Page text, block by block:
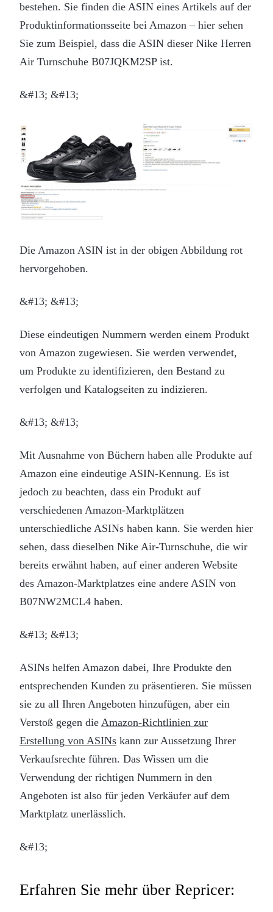
bestehen. Sie finden die ASIN eines Artikels auf der
Produktinformationsseite bei Amazon – hier sehen
Sie zum Beispiel, dass die ASIN dieser Nike Herren
Air Turnschuhe B07JQKM2SP ist.
&#13; &#13;
Die Amazon ASIN ist in der obigen Abbildung rot
hervorgehoben.
&#13; &#13;
Diese eindeutigen Nummern werden einem Produkt
von Amazon zugewiesen. Sie werden verwendet,
um Produkte zu identifizieren, den Bestand zu
verfolgen und Katalogseiten zu indizieren.
&#13; &#13;
Mit Ausnahme von Büchern haben alle Produkte auf
Amazon eine eindeutige ASIN-Kennung. Es ist
jedoch zu beachten, dass ein Produkt auf
verschiedenen Amazon-Marktplätzen
unterschiedliche ASINs haben kann. Sie werden hier
sehen, dass dieselben Nike Air-Turnschuhe, die wir
bereits erwähnt haben, auf einer anderen Website
des Amazon-Marktplatzes eine andere ASIN von
B07NW2MCL4 haben.
&#13; &#13;
ASINs helfen Amazon dabei, Ihre Produkte den
entsprechenden Kunden zu präsentieren. Sie müssen
sie zu all Ihren Angeboten hinzufügen, aber ein
Verstoß gegen die Amazon-Richtlinien zur
Erstellung von ASINs kann zur Aussetzung Ihrer
Verkaufsrechte führen. Das Wissen um die
Verwendung der richtigen Nummern in den
Angeboten ist also für jeden Verkäufer auf dem
Marktplatz unerlässlich.
&#13;
Erfahren Sie mehr über Repricer: